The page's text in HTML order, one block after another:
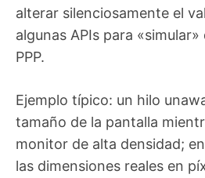
alterar silenciosamente el
algunas APIs para
PPP.
Ejemplo típico: un hilo
tamaño de la pantalla
monitor de alta densidad;
las dimensiones reales en